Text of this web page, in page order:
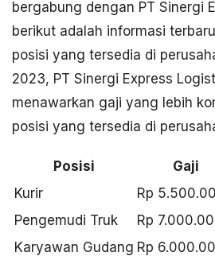
bergabung dengan PT Sinergi
berikut adalah informasi
posisi yang tersedia di
2023, PT Sinergi Express
menawarkan gaji yang lebih
posisi yang tersedia di
Posisi
Gaji
Kurir
Rp
Pengemudi Truk
Rp
Karyawan Gudang Rp